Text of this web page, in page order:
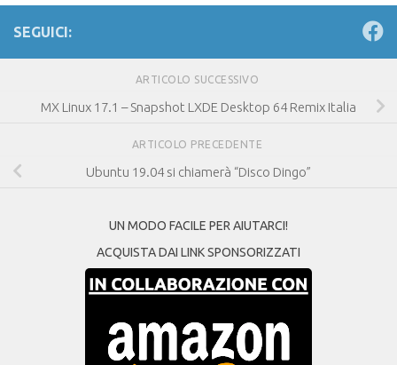
SEGUICI:
ARTICOLO SUCCESSIVO
MX Linux 17.1 – Snapshot LXDE Desktop 64 Remix Italia
ARTICOLO PRECEDENTE
Ubuntu 19.04 si chiamerà “Disco Dingo”
UN MODO FACILE PER AIUTARCI!
ACQUISTA DAI LINK SPONSORIZZATI